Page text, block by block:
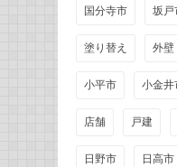
国分寺市 坂戸
塗り替え 外壁
小平市 小金井
店舗 戸建
日野市 日高市